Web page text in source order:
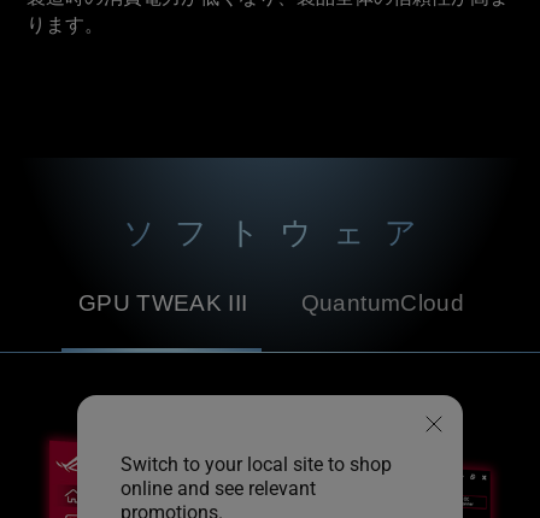
Switch to your local site to shop
online and see relevant
promotions.
ります。
ソフトウェア
GPU TWEAK III QuantumCloud